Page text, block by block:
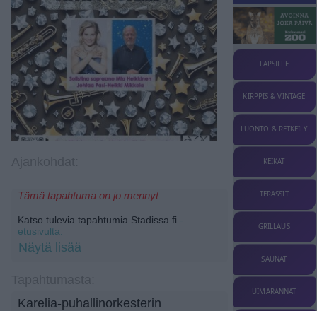
Tämä tapahtuma on jo mennyt
Katso tulevia tapahtumia Stadissa.fi -
etusivulta.
Näytä lisää
Karelia-puhallinorkesterin
LAPSILLE
KIRPPIS & VINTAGE
LUONTO & RETKEILY
KEIKAT
TERASSIT
GRILLAUS
SAUNAT
UIMARANNAT